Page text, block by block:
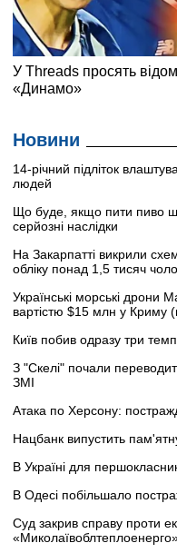
Новини
14-річний підліток
людей
Що буде, якщо пити пиво
серйозні наслідки
На Закарпатті викрили
обліку понад 1,5 тисяч
Українські морські
вартістю $15 млн у Криму
Київ побив одразу три
З "Скелі" почали
ЗМІ
Атака по Херсону:
Нацбанк випустить
В Україні для
В Одесі побільшало
Суд закрив справу проти